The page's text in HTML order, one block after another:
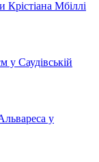
Мбіллі
у Саудівській
у